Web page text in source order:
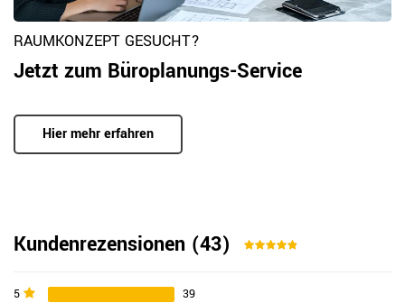
RAUMKONZEPT GESUCHT?
Jetzt zum Büroplanungs-Service
Hier mehr erfahren
Kundenrezensionen (43)
5 39